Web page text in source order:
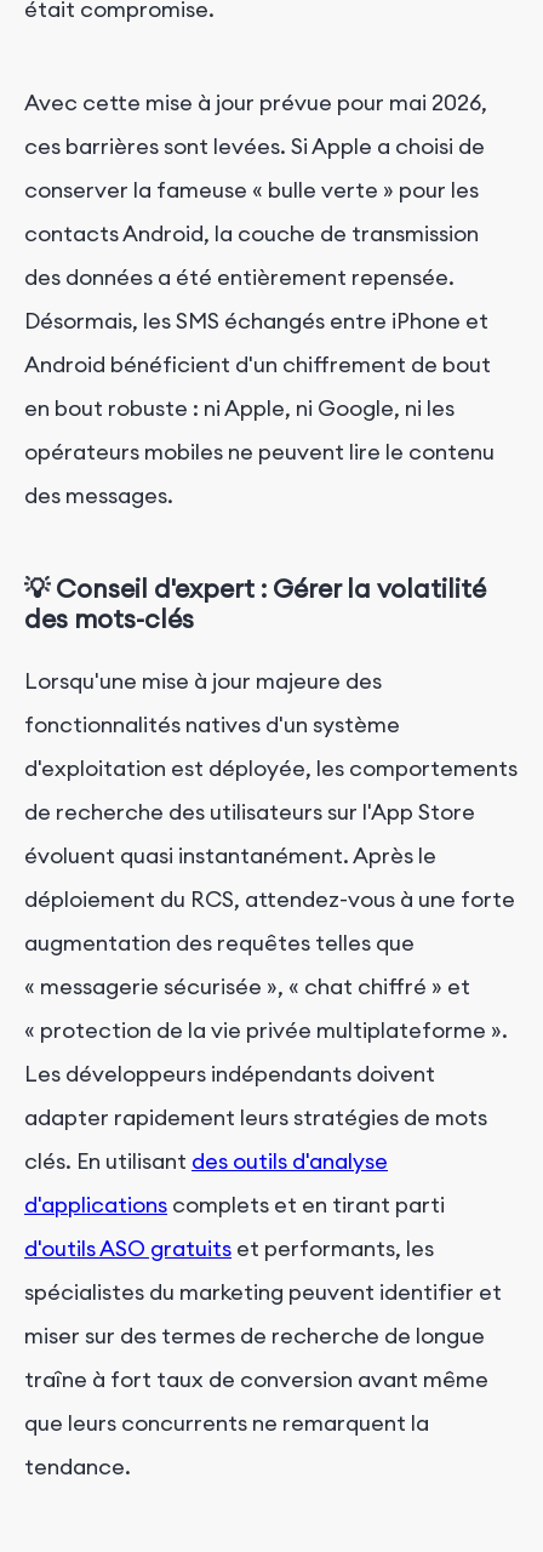
était compromise.
Avec cette mise à jour prévue pour mai 2026,
ces barrières sont levées. Si Apple a choisi de
conserver la fameuse « bulle verte » pour les
contacts Android, la couche de transmission
des données a été entièrement repensée.
Désormais, les SMS échangés entre iPhone et
Android bénéficient d'un chiffrement de bout
en bout robuste : ni Apple, ni Google, ni les
opérateurs mobiles ne peuvent lire le contenu
des messages.
💡 Conseil d'expert : Gérer la volatilité
des mots-clés
Lorsqu'une mise à jour majeure des
fonctionnalités natives d'un système
d'exploitation est déployée, les comportements
de recherche des utilisateurs sur l'App Store
évoluent quasi instantanément. Après le
déploiement du RCS, attendez-vous à une forte
augmentation des requêtes telles que
« messagerie sécurisée », « chat chiffré » et
« protection de la vie privée multiplateforme ».
Les développeurs indépendants doivent
adapter rapidement leurs stratégies de mots
clés. En utilisant des outils d'analyse
d'applications complets et en tirant parti
d'outils ASO gratuits et performants, les
spécialistes du marketing peuvent identifier et
miser sur des termes de recherche de longue
traîne à fort taux de conversion avant même
que leurs concurrents ne remarquent la
tendance.